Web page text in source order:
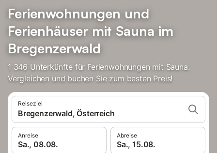
Ferienwohnungen und
Ferienhäuser mit Sauna im
Bregenzerwald
1 346 Unterkünfte für Ferienwohnungen mit Sauna.
Vergleichen und buchen Sie zum besten Preis!
Reiseziel
Bregenzerwald, Österreich
Anreise
Sa., 08.08.
Abreise
Sa., 15.08.